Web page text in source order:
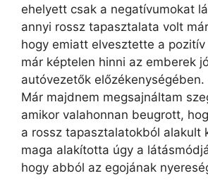
ehelyett csak a negatívumokat
annyi rossz tapasztalata volt
hogy emiatt elvesztette a
már képtelen hinni az emberek
autóvezetők előzékenységében.
Már majdnem megsajnáltam
amikor valahonnan beugrott,
a rossz tapasztalatokból alakult
maga alakította úgy a
hogy abból az egojának